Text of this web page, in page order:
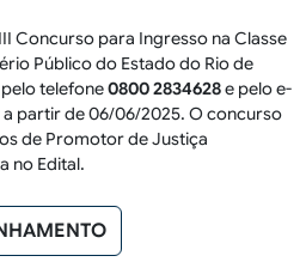
Concurso para Ingresso na Classe
Público do Estado do Rio de
telefone08002834628e pelo e-
a partir de 06/06/2025. O concurso
de Promotor de Justiça
no Edital.